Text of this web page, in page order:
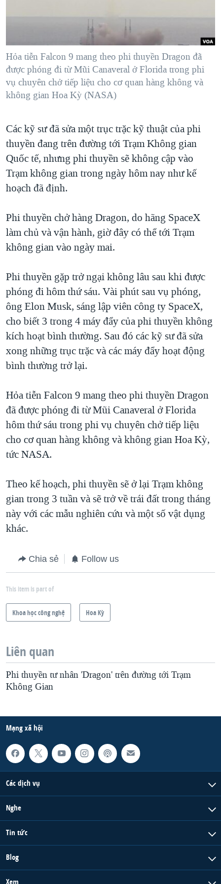
KINH TẾ
SỨC KHOẺ
VĂN HOÁ
GIÁO DỤC
HÀNH TRÌNH BẦU CỬ 2024
MỘT NĂM CHIẾN TRANH TẠI DẢI GAZA
GIẢI MÃ VÀNH ĐAI & CON ĐƯỜNG
NGÀY TỊ NẠN THẾ GIỚI
TRỊNH VĨNH BÌNH - NGƯỜI HẠ 'BÊN THẮNG CUỘC'
CHI PHÍ CHIẾN TRANH AFGHANISTAN
CÁC GIÁ TRỊ CỘNG HÒA Ở VIỆT NAM
THƯỢNG ĐỈNH TRUMP-KIM TẠI VIỆT NAM
TRỊNH VĨNH BÌNH VS. CHÍNH PHỦ VIỆT NAM
BÊN KIA QUỐC LỘ: TIẾNG VỌNG TỪ NÔNG THÔN MỸ
QUAN HỆ VIỆT MỸ
MẠNG XÃ HỘI
Ngôn ngữ khác
Hỏa tiễn Falcon 9 mang theo phi thuyền Dragon đã
được phóng đi từ Mũi Canaveral ở Florida trong phi
vụ chuyên chở tiếp liệu cho cơ quan hàng không và
không gian Hoa Kỳ (NASA)
Các kỹ sư đã sửa một trục trặc kỹ thuật của phi
thuyền đang trên đường tới Trạm Không gian
Quốc tế, nhưng phi thuyền sẽ không cập vào
Trạm không gian trong ngày hôm nay như kế
hoạch đã định.
Phi thuyền chở hàng Dragon, do hãng SpaceX
làm chủ và vận hành, giờ đây có thể tới Trạm
không gian vào ngày mai.
Phi thuyền gặp trở ngại không lâu sau khi được
phóng đi hôm thứ sáu. Vài phút sau vụ phóng,
ông Elon Musk, sáng lập viên công ty SpaceX,
cho biết 3 trong 4 máy đẩy của phi thuyền không
kích hoạt bình thường. Sau đó các kỹ sư đã sửa
xong những trục trặc và các máy đẩy hoạt động
bình thường trở lại.
Hỏa tiễn Falcon 9 mang theo phi thuyền Dragon
đã được phóng đi từ Mũi Canaveral ở Florida
hôm thứ sáu trong phi vụ chuyên chở tiếp liệu
cho cơ quan hàng không và không gian Hoa Kỳ,
tức NASA.
Theo kế hoạch, phi thuyền sẽ ở lại Trạm không
gian trong 3 tuần và sẽ trở về trái đất trong tháng
này với các mẫu nghiên cứu và một số vật dụng
khác.
Chia sẻ Follow us
This item is part of
Khoa học công nghệ Hoa Kỳ
Liên quan
Phi thuyền tư nhân 'Dragon' trên đường tới Trạm
Không Gian
Mạng xã hội
Các dịch vụ
Nghe
Tin tức
Blog
Xem